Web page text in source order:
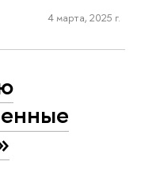
4 марта, 2025 г.